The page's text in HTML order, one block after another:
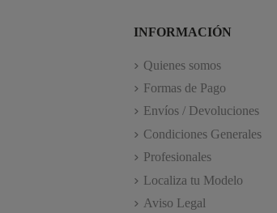
INFORMACIÓN
Quienes somos
Formas de Pago
Envíos / Devoluciones
Condiciones Generales
Profesionales
Localiza tu Modelo
Aviso Legal